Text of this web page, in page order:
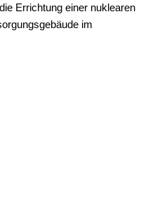
Errichtung einer nuklearen
im